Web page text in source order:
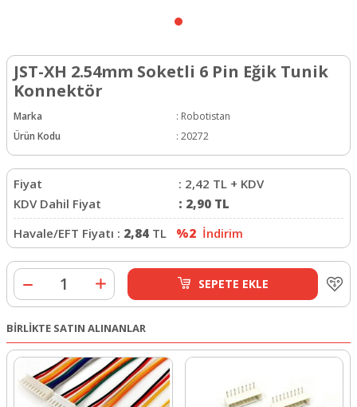
JST-XH 2.54mm Soketli 6 Pin Eğik Tunik
Konnektör
Marka : Robotistan
Ürün Kodu
: 20272
Fiyat : 2,42 TL + KDV
KDV Dahil Fiyat
: 2,90 TL
Havale/EFT Fiyatı : 2,84 TL %2 İndirim
SEPETE EKLE
BİRLİKTE SATIN ALINANLAR